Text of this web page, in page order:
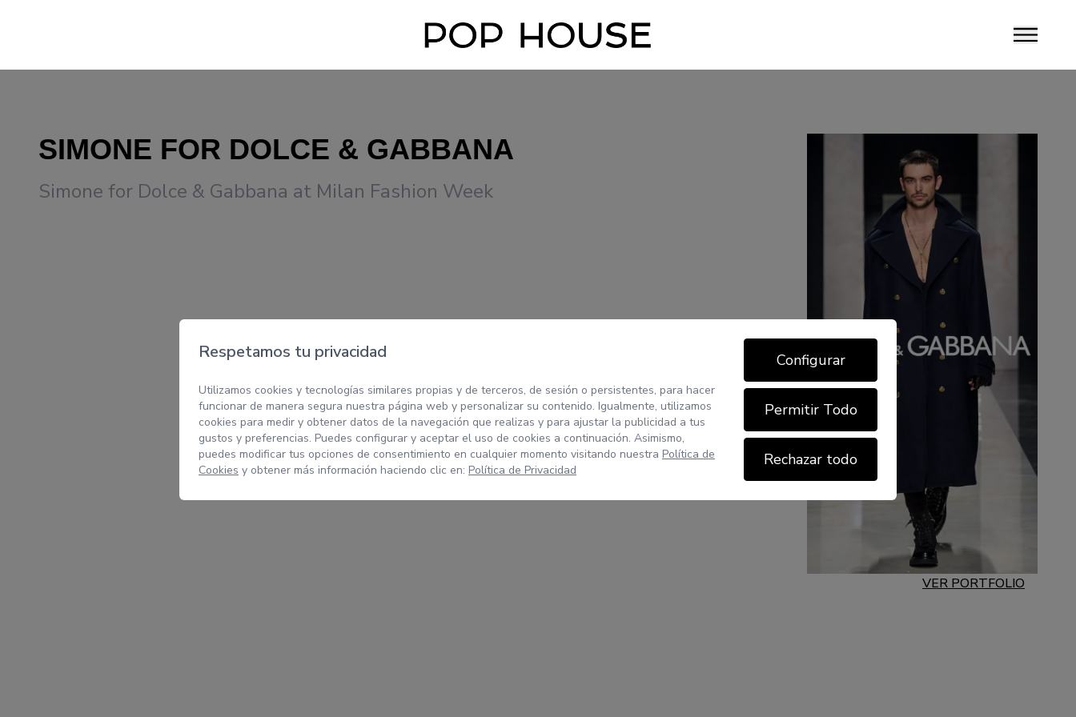
SIMONE FOR DOLCE & GABBANA
Simone for Dolce & Gabbana at Milan Fashion Week
VER PORTFOLIO
Respetamos tu privacidad
Utilizamos cookies y tecnologías similares propias y de terceros, de sesión o persistentes, para hacer
funcionar de manera segura nuestra página web y personalizar su contenido. Igualmente, utilizamos
cookies para medir y obtener datos de la navegación que realizas y para ajustar la publicidad a tus
gustos y preferencias. Puedes configurar y aceptar el uso de cookies a continuación. Asimismo,
puedes modificar tus opciones de consentimiento en cualquier momento visitando nuestra Política de
Cookies y obtener más información haciendo clic en: Política de Privacidad
Configurar
Permitir Todo
Rechazar todo